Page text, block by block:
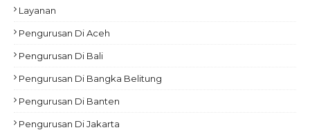
Layanan
Pengurusan Di Aceh
Pengurusan Di Bali
Pengurusan Di Bangka Belitung
Pengurusan Di Banten
Pengurusan Di Jakarta